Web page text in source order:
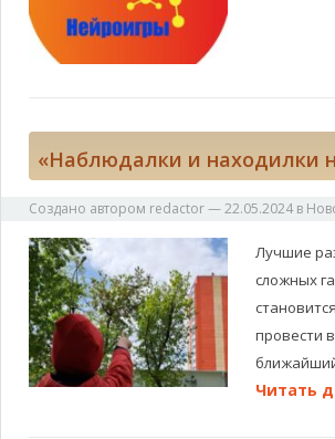
«Наблюдалки и находилки
Создано автором redactor—22.05.2024 в
Лучшие
сложных
провести
Читать